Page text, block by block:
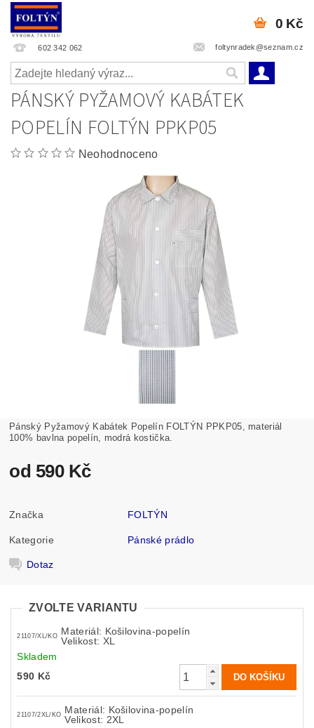
602 342 062 foltynradek@seznam.cz
0 Kč
PÁNSKÝ PYŽAMOVÝ KABÁTEK
POPELÍN FOLTÝN PPKP05
Neohodnoceno
Pánský Pyžamový Kabátek Popelín FOLTÝN PPKP05, materiál
100% bavlna popelín, modrá kostička.
od 590 Kč
Značka FOLTÝN
Kategorie Pánské prádlo
Dotaz
ZVOLTE VARIANTU
21107/XL/KO
Materiál: Košilovina-popelín
Velikost: XL
Skladem
590 Kč
21107/2XL/KO Materiál: Košilovina-popelín
Velikost: 2XL